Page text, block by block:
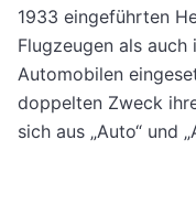
1933 eingeführten
Flugzeugen als
Automobilen
doppelten Zweck
sich aus „Auto“ und